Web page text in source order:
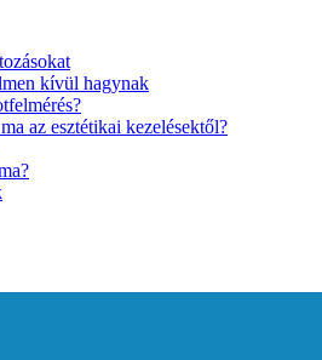
kívül hagynak
az esztétikai kezelésektől?